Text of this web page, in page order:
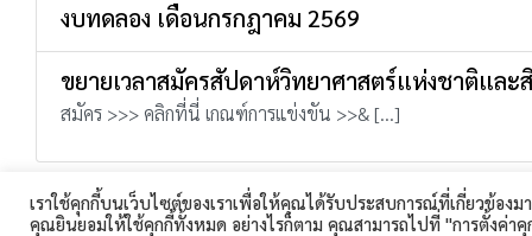
งบทดลอง เดือนกรกฎาคม 2569
ขยายเวลาสมัครสัปดาห์วิทยาศาสตร์แห่งชาติและ
สมัคร >>> คลิกที่นี่ เกณฑ์การแข่งขัน >>& […]
โรงเรียนบ้านกรวดวิทยาคาร ศึกษาดูงาน
โรงเรียนสิรินธร 360 ถนนเทศบาล 1 ตำบลในเมือง อ
เราใช้คุกกี้บนเว็บไซต์ของเราเพื่อให้คุณได้รับประสบการณ์ที่เกี่ยวข้อง
คุณยินยอมให้ใช้คุกกี้ทั้งหมด อย่างไรก็ตาม คุณสามารถไปที่ "การตั้งค่า